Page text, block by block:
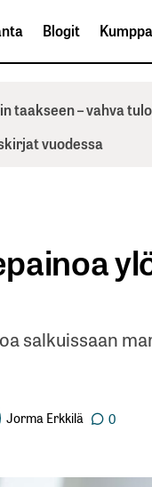
Blogit
taakseen – vahva
vuodessa
salkuissaan
Jorma Erkkilä 0